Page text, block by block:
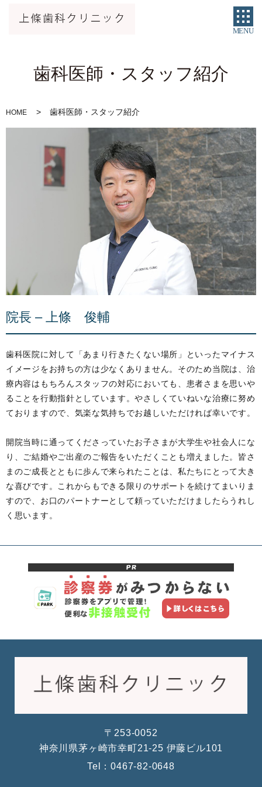
MENU
歯科医師・スタッフ紹介
HOME 歯科医師・スタッフ紹介
院長 – 上條 俊輔
歯科医院に対して「あまり行きたくない場所」といったマイナス
イメージをお持ちの方は少なくありません。そのため当院は、治
療内容はもちろんスタッフの対応においても、患者さまを思いや
ることを行動指針としています。やさしくていねいな治療に努め
ておりますので、気楽な気持ちでお越しいただければ幸いです。
開院当時に通ってくださっていたお子さまが大学生や社会人にな
り、ご結婚やご出産のご報告をいただくことも増えました。皆さ
まのご成長とともに歩んで来られたことは、私たちにとって大き
な喜びです。これからもできる限りのサポートを続けてまいりま
すので、お口のパートナーとして頼っていただけましたらうれし
く思います。
〒253-0052
神奈川県茅ヶ崎市幸町21-25 伊藤ビル101
Tel：0467-82-0648